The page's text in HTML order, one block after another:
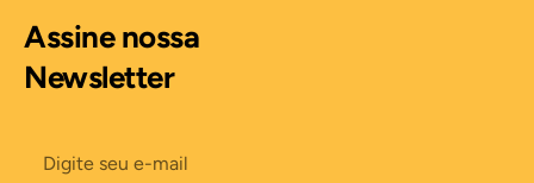
Assine nossa
Newsletter